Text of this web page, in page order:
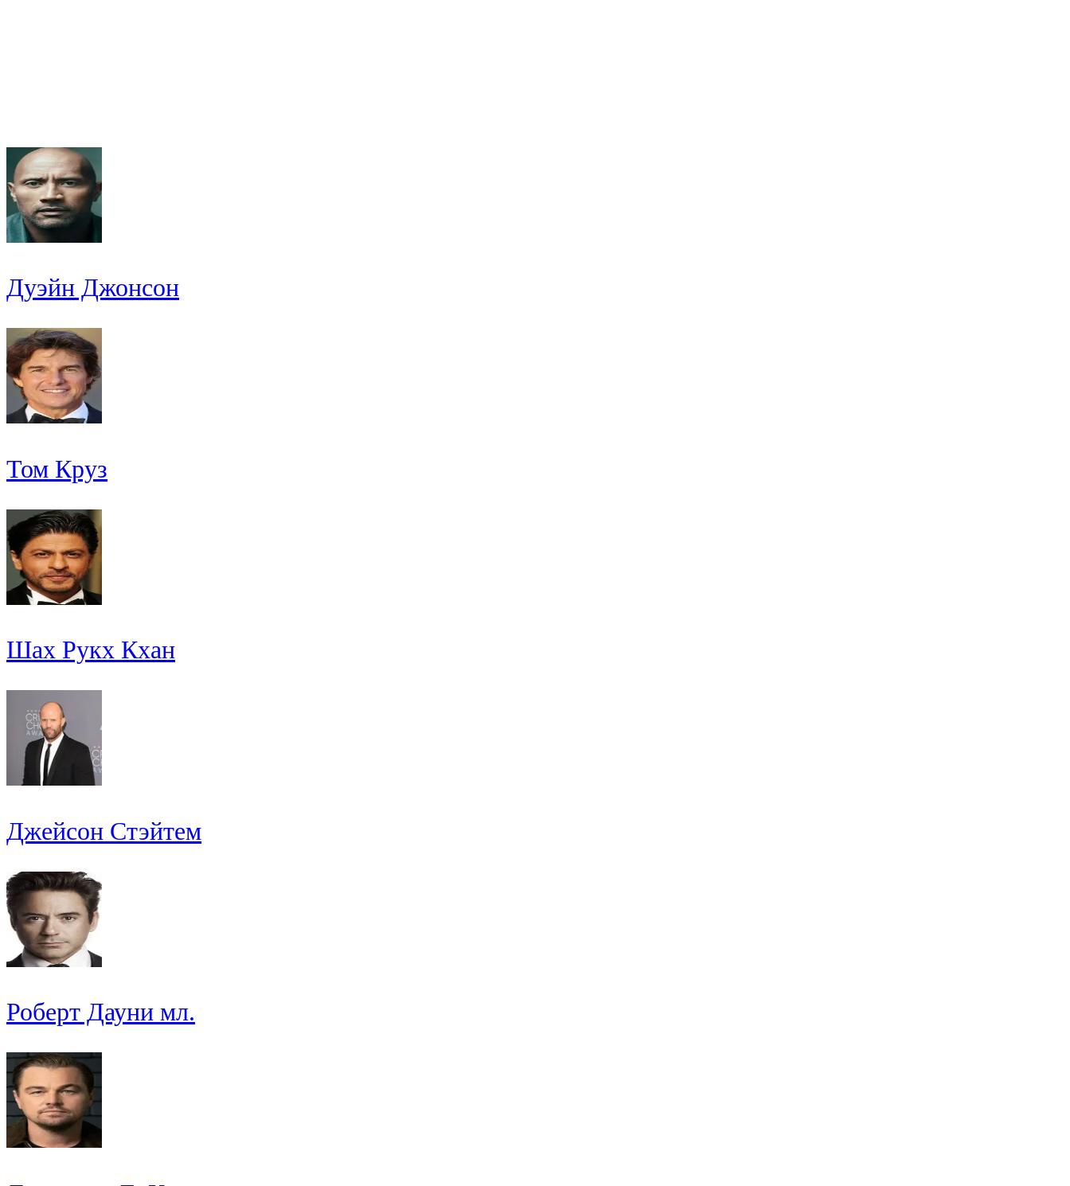
Дуэйн Джонсон
Том Круз
Шах Рукх Кхан
Джейсон Стэйтем
Роберт Дауни мл.